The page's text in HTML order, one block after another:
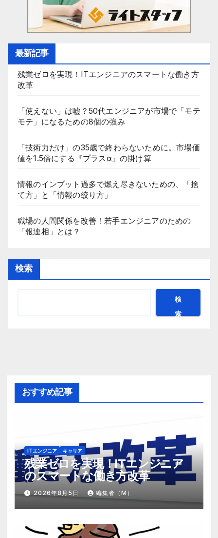
最新記事
残業ゼロを実現！ITエンジニアのスマートな働き方
改革
「使えない」は嘘？50代エンジニアが市場で「モテ
モテ」になるための8個の強み
「技術力だけ」の35歳で終わらないために。市場価
値を1.5倍にする『プラスα』の掛け算
情報のインプット過多で燃え尽きないための、「捨
て方」と「情報の絞り方」
職場の人間関係を改善！若手エンジニアのための
「報連相」とは？
検索
検
索
おすすめ記事
ITエンジニア キャリア
残業ゼロを実現！ITエンジニア
のスマートな働き方改革
2026年8月5日 編集者（M）